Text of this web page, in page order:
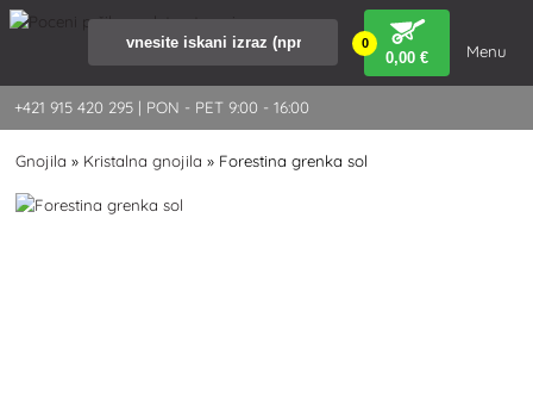
+421 915 420 295 | PON - PET 9:00 - 16:00
0
0,00 € Menu
Gnojila » Kristalna gnojila » Forestina grenka sol